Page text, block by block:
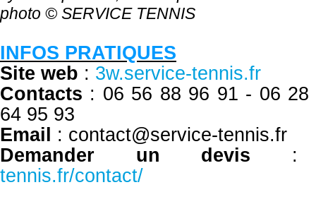
photo © SERVICE TENNIS
INFOS PRATIQUES
Site web : 3w.service-tennis.fr
Contacts : 06 56 88 96 91 - 06
64 95 93
Email : contact@service-tennis.fr
Demander un devis
tennis.fr/contact/